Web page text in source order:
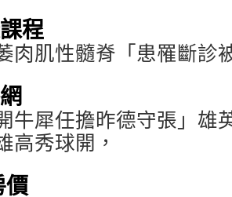
程
肉肌性髓脊「患罹斷診
牛犀任擔昨德守張」雄
高秀球開，
價